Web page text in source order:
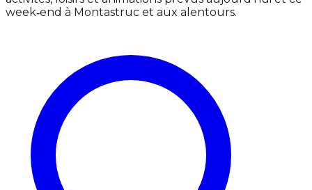
week‑end à Montastruc et aux alentours.